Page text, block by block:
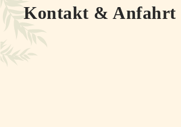
Kontakt & Anfahrt